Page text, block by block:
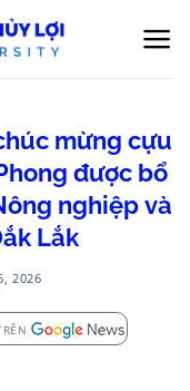
mừng cựu
được bổ
nghiệp và
Lắk
2026